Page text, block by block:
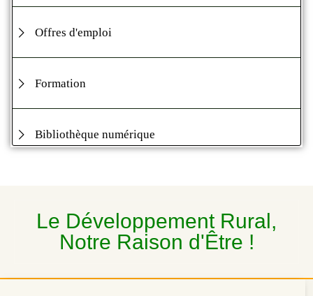
Offres d'emploi
Formation
Bibliothèque numérique
Le Développement Rural,
Notre Raison d'Être !